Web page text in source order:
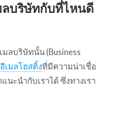
ลบริษัทกับที่ไหนดี
มลบริษัทนั้น (Business
เมลโฮสติ้งที่มีความน่าเชื่อ
นะนำกับเราได้ ซึ่งทางเรา